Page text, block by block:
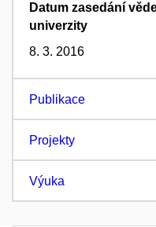
Datum zasedání
univerzity
8. 3. 2016
Publikace
Projekty
Výuka